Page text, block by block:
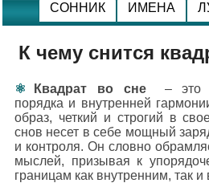
СОННИК ИМЕНА
К чему снится
Квадрат во сне
– это
порядка и внутренней
образ, четкий и строгий в
снов несет в себе мощный
и контроля. Он словно
мыслей, призывая к
границам как внутренним, так